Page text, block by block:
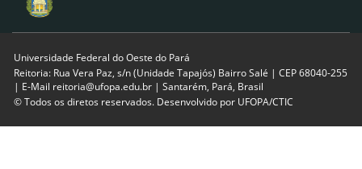
Universidade Federal do Oeste do Pará
Reitoria: Rua Vera Paz, s/n (Unidade Tapajós) Bairro Salé | CEP 68040-255
| E-Mail reitoria@ufopa.edu.br | Santarém, Pará, Brasil
© Todos os diretos reservados. Desenvolvido por UFOPA/CTIC